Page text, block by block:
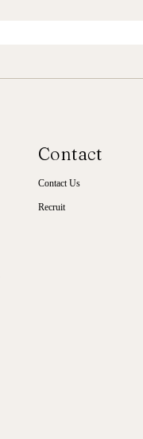
Contact
Contact Us
Recruit